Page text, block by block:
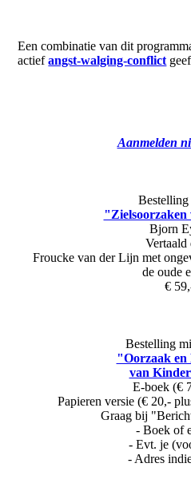
Een combinatie van dit
actiefangst-walging-conflict
Aanmelden
Bestelling
"Zielsoorzaken
Bjorn
Vertaald
Froucke van der Lijn met
de oude
€
Bestelling
"Oorzaak en
van
E-boek (€
Papieren versie (€ 20,-
Graag bij
- Boek of
- Evt. je
- Adres